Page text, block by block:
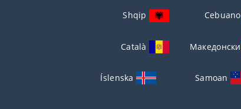
Cebuano
Shqip
Македонски
Català
Samoan
Íslenska